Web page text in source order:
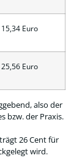
15,34 Euro
25,56 Euro
also der
bzw. der Praxis.
26 Cent für
wird.